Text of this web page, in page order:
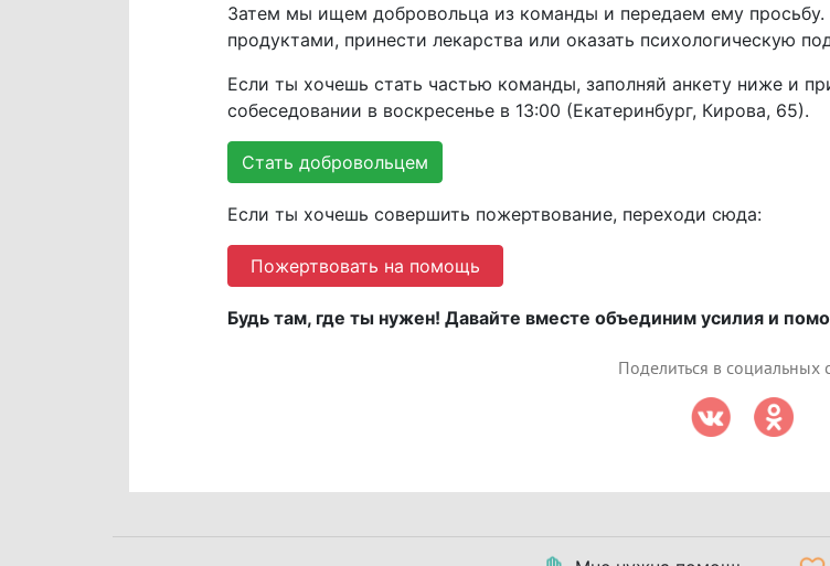
Затем мы ищем добровольца из команды и передаем ему
продуктами, принести лекарства или оказать психологическую
Если ты хочешь стать частью команды, заполняй анкету ниже и
собеседовании в воскресенье в 13:00 (Екатеринбург, Кирова, 65).
Стать добровольцем
Если ты хочешь совершить пожертвование, переходи сюда:
Пожертвовать на помощь
Будь там, где ты нужен! Давайте вместе объединим усилия и
Поделиться в социальных